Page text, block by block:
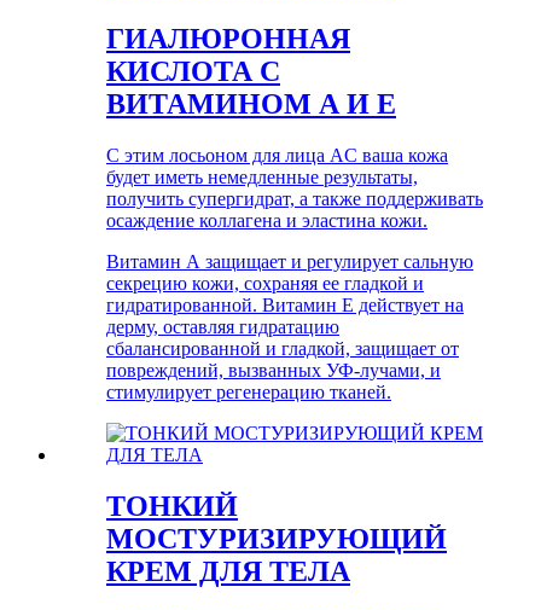
ГИАЛЮРОННАЯ
КИСЛОТА С
ВИТАМИНОМ А И Е
С этим лосьоном для лица AC ваша кожа
будет иметь немедленные результаты,
получить супергидрат, а также поддерживать
осаждение коллагена и эластина кожи.
Витамин А защищает и регулирует сальную
секрецию кожи, сохраняя ее гладкой и
гидратированной. Витамин Е действует на
дерму, оставляя гидратацию
сбалансированной и гладкой, защищает от
повреждений, вызванных УФ-лучами, и
стимулирует регенерацию тканей.
ТОНКИЙ
МОСТУРИЗИРУЮЩИЙ
КРЕМ ДЛЯ ТЕЛА